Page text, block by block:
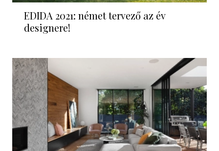
EDIDA 2021: német tervező az év
designere!